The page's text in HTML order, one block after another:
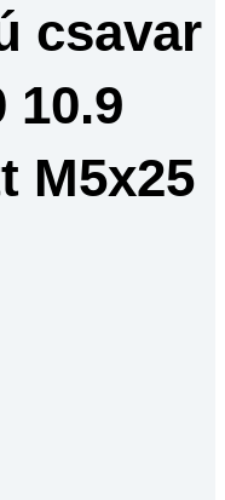
csavar
10.9
M5x25